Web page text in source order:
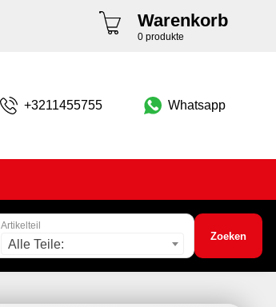
Warenkorb
0 produkte
Whatsapp
+3211455755
Artikelteil
Alle Teile:
Zoeken